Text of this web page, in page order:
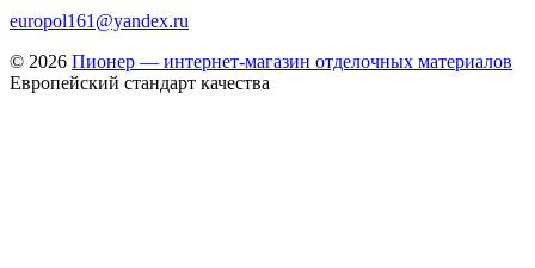
europol161@yandex.ru
© 2026 Пионер — интернет-магазин отделочных материалов
Европейский стандарт качества